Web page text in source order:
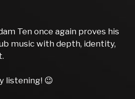
Ten once again proves his
music with depth, identity,
listening! 😉